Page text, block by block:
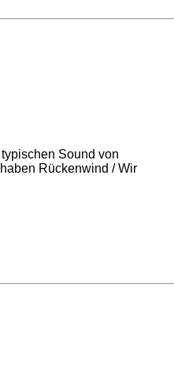
Sound von
Rückenwind / Wir